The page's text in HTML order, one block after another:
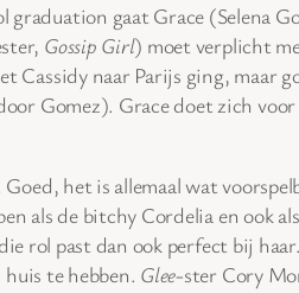
graduation gaat Grace (Selena
Gossip Girl) moet verplicht
Cassidy naar Parijs ging,
Gomez). Grace doet zich
het is allemaal wat
als de bitchy Cordelia en ook
rol past dan ook perfect bij
te hebben. Glee-ster Cory